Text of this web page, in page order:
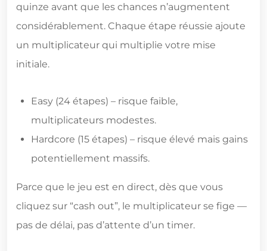
quinze avant que les chances n’augmentent
considérablement. Chaque étape réussie ajoute
un multiplicateur qui multiplie votre mise
initiale.
Easy (24 étapes) – risque faible,
multiplicateurs modestes.
Hardcore (15 étapes) – risque élevé mais gains
potentiellement massifs.
Parce que le jeu est en direct, dès que vous
cliquez sur “cash out”, le multiplicateur se fige —
pas de délai, pas d’attente d’un timer.